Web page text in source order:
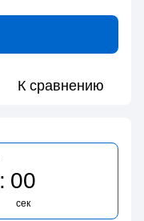
К сравнению
00
сек